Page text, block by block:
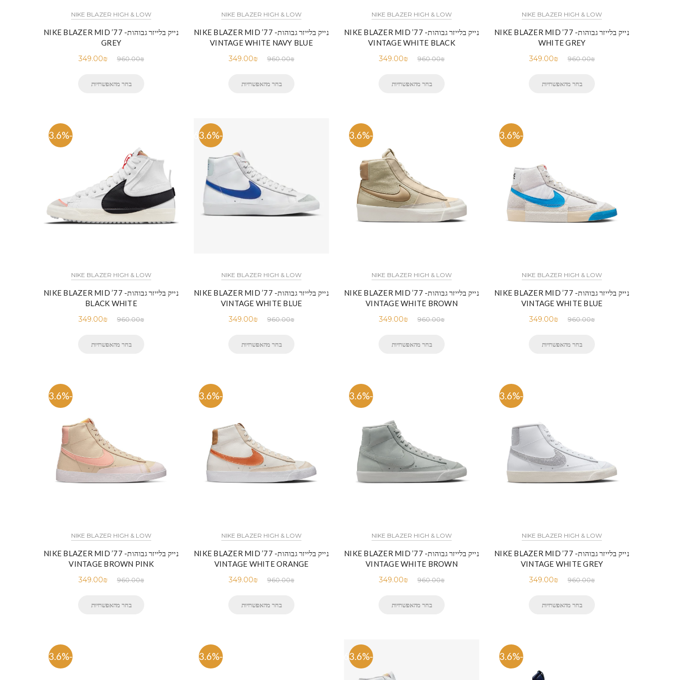
NIKE BLAZER HIGH & LOW
נייק בלייזר גבוהות- NIKE BLAZER MID ’77
GREY
960.00₪
349.00₪
בחר מהאפשרויות
NIKE BLAZER HIGH & LOW
נייק בלייזר גבוהות- NIKE BLAZER MID ’77
VINTAGE WHITE NAVY BLUE
960.00₪
349.00₪
בחר מהאפשרויות
NIKE BLAZER HIGH & LOW
נייק בלייזר גבוהות- NIKE BLAZER MID ’77
VINTAGE WHITE BLACK
960.00₪
349.00₪
בחר מהאפשרויות
NIKE BLAZER HIGH & LOW
נייק בלייזר גבוהות- NIKE BLAZER MID ’77
WHITE GREY
960.00₪
349.00₪
בחר מהאפשרויות
-63.6%
NIKE BLAZER HIGH & LOW
נייק בלייזר גבוהות- NIKE BLAZER MID ’77
BLACK WHITE
960.00₪
349.00₪
בחר מהאפשרויות
-63.6%
NIKE BLAZER HIGH & LOW
נייק בלייזר גבוהות- NIKE BLAZER MID ’77
VINTAGE WHITE BLUE
960.00₪
349.00₪
בחר מהאפשרויות
-63.6%
NIKE BLAZER HIGH & LOW
נייק בלייזר גבוהות- NIKE BLAZER MID ’77
VINTAGE WHITE BROWN
960.00₪
349.00₪
בחר מהאפשרויות
-63.6%
NIKE BLAZER HIGH & LOW
נייק בלייזר גבוהות- NIKE BLAZER MID ’77
VINTAGE WHITE BLUE
960.00₪
349.00₪
בחר מהאפשרויות
-63.6%
NIKE BLAZER HIGH & LOW
נייק בלייזר גבוהות- NIKE BLAZER MID ’77
VINTAGE BROWN PINK
960.00₪
349.00₪
בחר מהאפשרויות
-63.6%
NIKE BLAZER HIGH & LOW
נייק בלייזר גבוהות- NIKE BLAZER MID ’77
VINTAGE WHITE ORANGE
960.00₪
349.00₪
בחר מהאפשרויות
-63.6%
NIKE BLAZER HIGH & LOW
נייק בלייזר גבוהות- NIKE BLAZER MID ’77
VINTAGE WHITE BROWN
960.00₪
349.00₪
בחר מהאפשרויות
-63.6%
NIKE BLAZER HIGH & LOW
נייק בלייזר גבוהות- NIKE BLAZER MID ’77
VINTAGE WHITE GREY
960.00₪
349.00₪
בחר מהאפשרויות
-63.6% -63.6% -63.6% -63.6%